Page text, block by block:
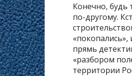
Конечно, будь
по-другому.
прямь
«разбором
территории